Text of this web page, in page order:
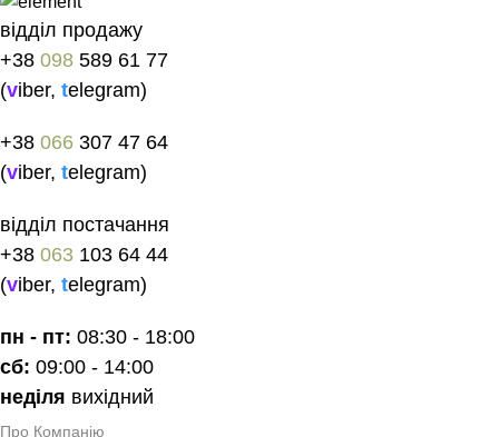
відділ продажу
+38 098 589 61 77
(viber, telegram)
+38 066 307 47 64
(viber, telegram)
відділ постачання
+38 063 103 64 44
(viber, telegram)
пн - пт: 08:30 - 18:00
сб: 09:00 - 14:00
неділя вихідний
Про Компанію